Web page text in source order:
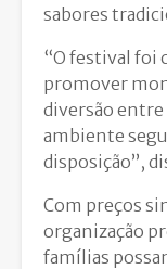
sabores
“O festival foi
promover
diversão
ambiente
disposição”,
Com preços
organização
famílias